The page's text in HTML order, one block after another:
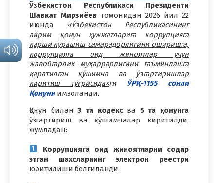
Ўзбекистон Республикаси Президенти
Шавкат Мирзиёев томонидан 2026 йил 22
июнда
«Ўзбекистон Республикасининг
айрим қонун ҳужжатларига коррупцияга
қарши курашиш самарадорлигини оширишга,
коррупцияга оид жиноятлар учун
жавобгарлик муқаррарлигини таъминлашга
қаратилган қўшимча ва ўзгартиришлар
киритиш тўғрисида»ги ЎРҚ-1155 сонли
Қонуниимзоланди.
Қонун билан 3 та кодекс ва 5 та қонунга
ўзгартириш ва қўшимчалар киритилди,
жумладан:
Коррупцияга оид жиноятларни содир
этган шахсларнинг электрон реестри
юритилиши белгиланди.